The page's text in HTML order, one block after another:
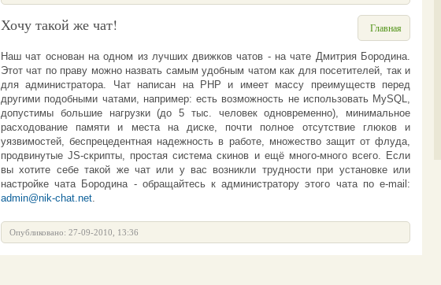
Хочу такой же чат! Главная
Нашчат основан на одном из лучших движков чатов - начате Дмитрия Бородина
Этотчат по праву можно назвать самым удобным чатом как для посетителей, так и
для администратора. Чатнаписан на PHP и имеет массу преимуществ перед
другими подобными чатами, например: есть возможность не использовать MySQL,
допустимы большие нагрузки (до 5 тыс. человек одновременно), минимальное
расходование памяти и места на диске, почти полное отсутствие глюков и
уязвимостей, беспрецедентная надежность в работе, множество защит от флуда,
продвинутые JS-скрипты, простая система скинов и ещё много-много всего.
Если
вы хотите себе такой же чат или у вас возникли трудности при установке или
настройкечата Бородина - обращайтесь к администратору этого чата по e-mail:
admin@nik-chat.net
Опубликовано: 27-09-2010, 13:36